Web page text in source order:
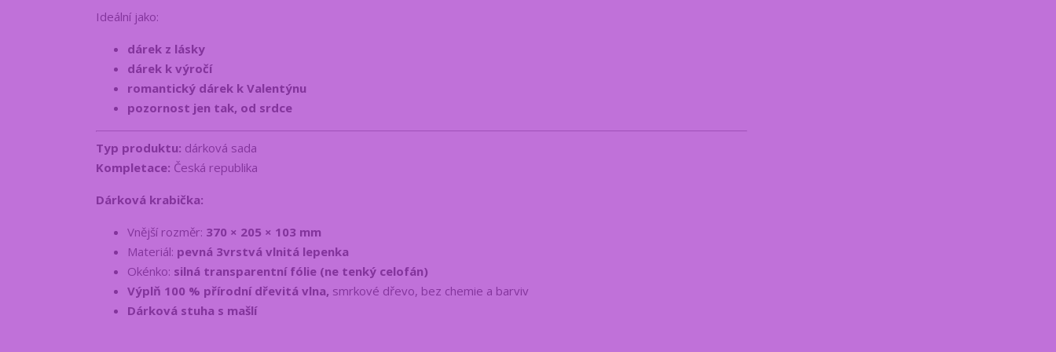
Ideální jako:
dárek z lásky
dárek k výročí
romantický dárek k Valentýnu
pozornost jen tak, od srdce
Typ produktu: dárková sada
Kompletace: Česká republika
Dárková krabička:
Vnější rozměr: 370 × 205 × 103 mm
Materiál: pevná 3vrstvá vlnitá lepenka
Okénko: silná transparentní fólie (ne tenký celofán)
Výplň 100 % přírodní dřevitá vlna, smrkové dřevo, bez chemie a barviv
Dárková stuha s mašlí